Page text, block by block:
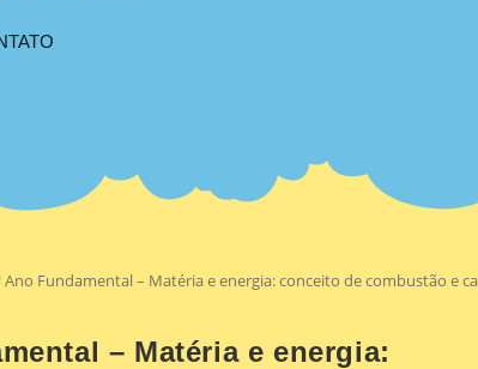
Ano Fundamental – Matéria e energia: conceito de combustão e
– Matéria e energia: